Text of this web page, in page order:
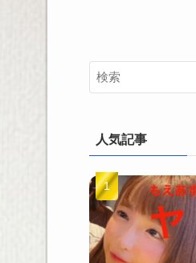
人気記事